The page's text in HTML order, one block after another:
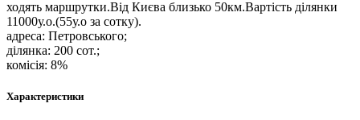
ходять маршрутки.Від Києва близько 50км.Вартість ділянки
11000у.о.(55у.о за сотку).
адреса: Петровського;
ділянка: 200 сот.;
комісія: 8%
Характеристики